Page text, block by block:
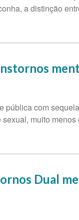
a distinção
pública com
muito
Dual